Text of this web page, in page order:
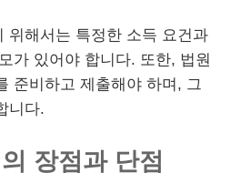
위해서는 특정한 소득 요건과
가 있어야 합니다. 또한, 법원
준비하고 제출해야 하며, 그
니다.
장점과 단점